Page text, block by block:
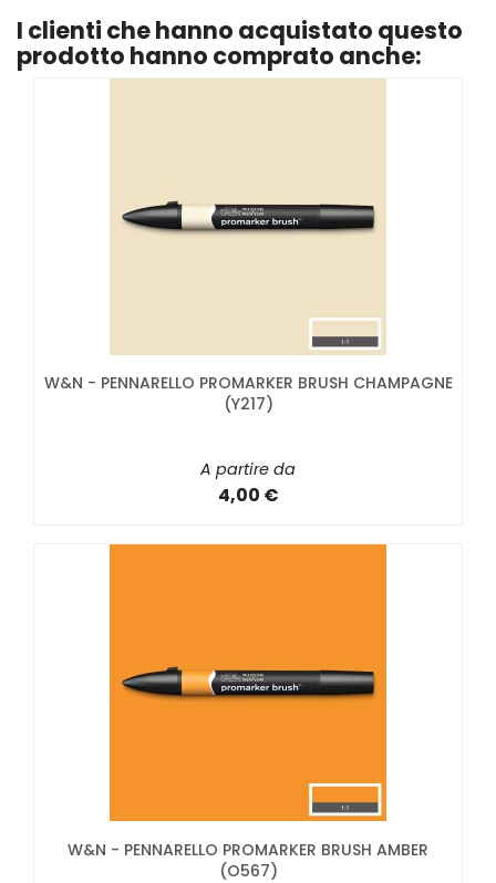
I clienti che hanno acquistato questo
prodotto hanno comprato anche:
W&N - PENNARELLO PROMARKER BRUSH CHAMPAGNE
(Y217)
A partire da
4,00 €
W&N - PENNARELLO PROMARKER BRUSH AMBER
(O567)